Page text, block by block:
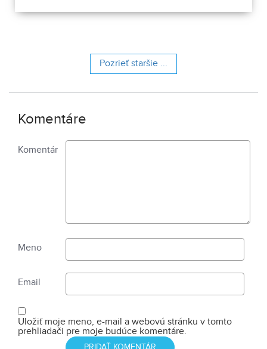
Pozrieť staršie ...
Komentáre
Komentár
Meno
Email
Uložiť moje meno, e-mail a webovú stránku v tomto
prehliadači pre moje budúce komentáre.